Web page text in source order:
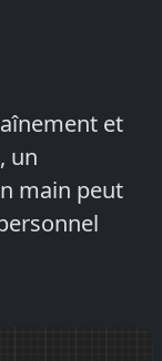
et
un
main peut